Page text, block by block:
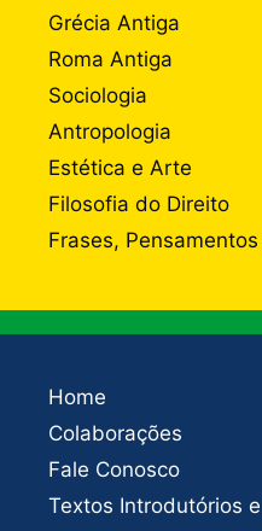
Grécia Antiga
Roma Antiga
Sociologia
Antropologia
Estética e Arte
Filosofia do Direito
Frases,
Home
Colaborações
Fale Conosco
Textos Introdutórios